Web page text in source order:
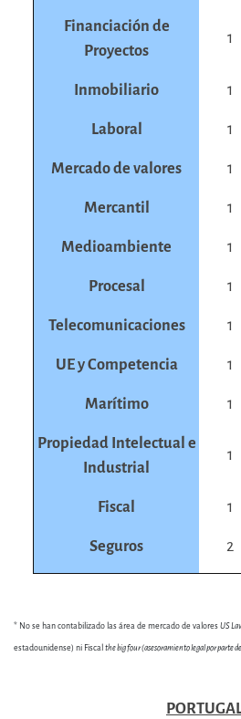
Financiación de
Proyectos
1
Inmobiliario 1
Laboral 1
Mercado de valores 1
Mercantil 1
Medioambiente 1
Procesal 1
Telecomunicaciones 1
UE y Competencia 1
Marítimo 1
Propiedad Intelectual e
Industrial
1
Fiscal 1
Seguros 2
* No se han contabilizado las área de mercado de valores US
estadounidense) ni Fiscal the big four (asesoramiento legal por parte